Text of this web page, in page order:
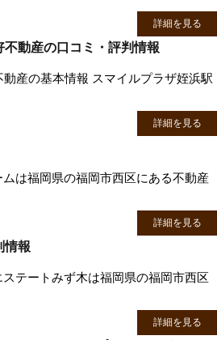
詳細を見る
動産の口コミ・評判情報
産の基本情報 スマイルプラザ姪浜駅
詳細を見る
は福岡県の福岡市西区にある不動産
詳細を見る
情報
テートみず木は福岡県の福岡市西区
詳細を見る